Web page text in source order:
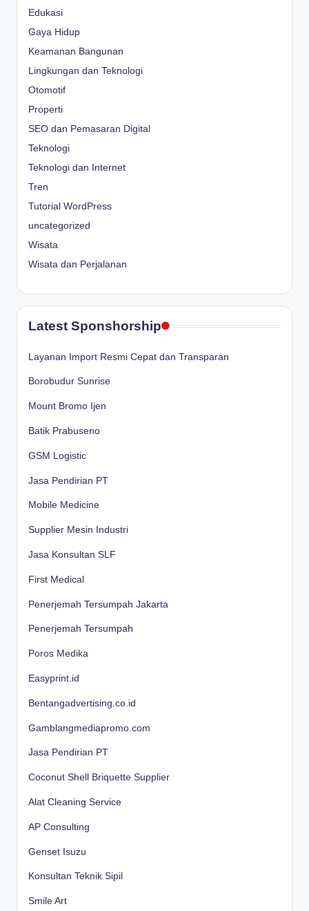
Edukasi
Gaya Hidup
Keamanan Bangunan
Lingkungan dan Teknologi
Otomotif
Properti
SEO dan Pemasaran Digital
Teknologi
Teknologi dan Internet
Tren
Tutorial WordPress
uncategorized
Wisata
Wisata dan Perjalanan
Latest Sponshorship
Layanan Import Resmi Cepat dan Transparan
Borobudur Sunrise
Mount Bromo Ijen
Batik Prabuseno
GSM Logistic
Jasa Pendirian PT
Mobile Medicine
Supplier Mesin Industri
Jasa Konsultan SLF
First Medical
Penerjemah Tersumpah Jakarta
Penerjemah Tersumpah
Poros Medika
Easyprint.id
Bentangadvertising.co.id
Gamblangmediapromo.com
Jasa Pendirian PT
Coconut Shell Briquette Supplier
Alat Cleaning Service
AP Consulting
Genset Isuzu
Konsultan Teknik Sipil
Smile Art